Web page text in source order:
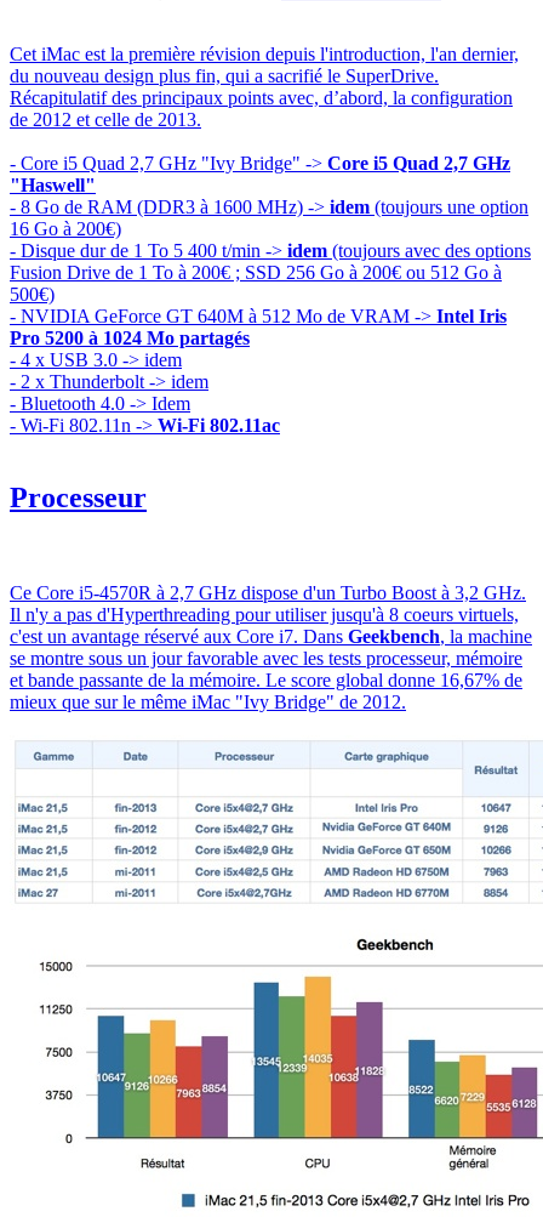
Cet iMac est la première révision depuis l'introduction, l'an dernier,
du nouveau design plus fin, qui a sacrifié le SuperDrive.
Récapitulatif des principaux points avec, d’abord, la configuration
de 2012 et celle de 2013.
- Core i5 Quad 2,7 GHz "Ivy Bridge" -> Core i5 Quad 2,7 GHz
"Haswell"
- 8 Go de RAM (DDR3 à 1600 MHz) -> idem (toujours une option
16 Go à 200€)
- Disque dur de 1 To 5 400 t/min -> idem (toujours avec des options
Fusion Drive de 1 To à 200€ ; SSD 256 Go à 200€ ou 512 Go à
500€)
- NVIDIA GeForce GT 640M à 512 Mo de VRAM -> Intel Iris
Pro 5200 à 1024 Mo partagés
- 4 x USB 3.0 -> idem
- 2 x Thunderbolt -> idem
- Bluetooth 4.0 -> Idem
- Wi-Fi 802.11n -> Wi-Fi 802.11ac
Processeur
Ce Core i5-4570R à 2,7 GHz dispose d'un Turbo Boost à 3,2 GHz.
Il n'y a pas d'Hyperthreading pour utiliser jusqu'à 8 coeurs virtuels,
c'est un avantage réservé aux Core i7. Dans Geekbench, la machine
se montre sous un jour favorable avec les tests processeur, mémoire
et bande passante de la mémoire. Le score global donne 16,67% de
mieux que sur le même iMac "Ivy Bridge" de 2012.